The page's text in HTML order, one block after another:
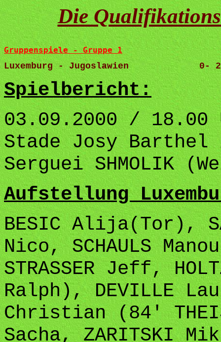
Die
Gruppenspiele - Gruppe 1
Luxemburg - Jugoslawien             0-
Spielbericht:
03.09.2000 / 18.00
Stade Josy
Serguei SHMOLIK
Aufstellung
BESIC Alija(Tor),
Nico, SCHAULS
STRASSER Jeff,
Ralph), DEVILLE
Christian (84'
Sacha, ZARITSKI